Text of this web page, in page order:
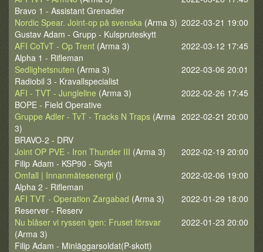
Bravo 1 - Assistant Grenadier
2022-03-21 19:00
Nordic Spear. Joint-op på svenska (Arma 3)
Gustav Adam - Grupp - Kulspruteskytt
2022-03-12 17:45
AFI CoTvT - Op Trent (Arma 3)
Alpha 1 - Rifleman
2022-03-06 20:01
Sedlighetsnuten (Arma 3)
Radiobil 3 - Kravallspecialist
2022-02-26 17:45
AFI - TVT - Jungleline (Arma 3)
BOPE - Field Operative
2022-02-21 20:00
Gruppe Adler - TvT - Tracks N Traps (Arma
3)
BRAVO-2 - DRV
2022-02-19 20:00
Joint OP PVE - Iron Thunder III (Arma 3)
Filip Adam - KSP90 - Skytt
2022-02-06 19:00
Omfall | Innanmätesenergi ()
Alpha 2 - Rifleman
2022-01-29 18:00
AFI TVT - Operation Zargabad (Arma 3)
Reserver - Reserv
2022-01-23 20:00
Nu blåser vi ryssen igen: Fruset försvar
(Arma 3)
Filip Adam - Minläggarsoldat(P-skott)